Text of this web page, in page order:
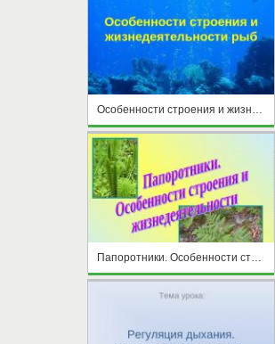
Особенности строения и жизнедеятельности рыб
Папоротники. Особенности строения и жизнедеятельности